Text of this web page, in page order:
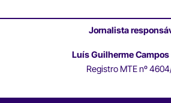
Jornalista
Luís Guilherme Campos
Registro MTE nº